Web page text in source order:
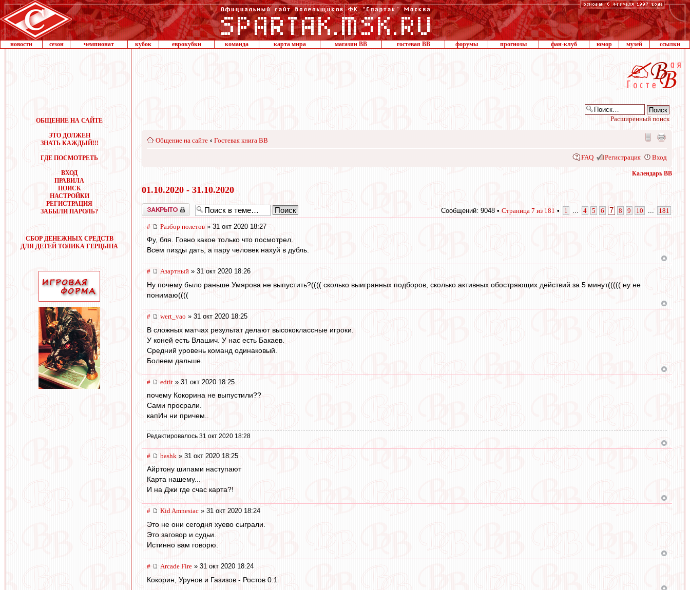
новости сезон чемпионат кубок еврокубки команда карта мира магазин ВВ гостевая ВВ форумы прогнозы фан-клуб юмор музей ссылки
ОБЩЕНИЕ НА САЙТЕ
ЭТО ДОЛЖЕН
ЗНАТЬ КАЖДЫЙ!!!
ГДЕ ПОСМОТРЕТЬ
ВХОД
ПРАВИЛА
ПОИСК
НАСТРОЙКИ
РЕГИСТРАЦИЯ
ЗАБЫЛИ ПАРОЛЬ?
СБОР ДЕНЕЖНЫХ СРЕДСТВ
ДЛЯ ДЕТЕЙ ТОЛИКА ГЕРЦЫНА
Расширенный поиск
Общение на сайте ‹ Гостевая книга ВВ
FAQ Регистрация Вход
Календарь ВВ
01.10.2020 - 31.10.2020
Закрыто Сообщений: 9048 • Страница 7 из 181 • 1 4 5 6 7 8 9 10 181
# Разбор полетов » 31 окт 2020 18:27
Фу, бля. Говно какое только что посмотрел.
Всем пизды дать, а пару человек нахуй в дубль.
# Азартный » 31 окт 2020 18:26
Ну почему было раньше Умярова не выпустить?(((( сколько выигранных подборов, сколько активных обостряющих действий за 5 минут((((( ну не
понимаю((((
# wert_vao » 31 окт 2020 18:25
В сложных матчах результат делают высококлассные игроки.
У коней есть Влашич. У нас есть Бакаев.
Средний уровень команд одинаковый.
Болеем дальше.
# edtit » 31 окт 2020 18:25
почему Кокорина не выпустили??
Сами просрали.
капИн ни причем..
Редактировалось 31 окт 2020 18:28
# bashk » 31 окт 2020 18:25
Айртону шипами наступают
Карта нашему...
И на Джи где счас карта?!
# Kid Amnesiac » 31 окт 2020 18:24
Это не они сегодня хуево сыграли.
Это заговор и судьи.
Истинно вам говорю.
# Arcade Fire » 31 окт 2020 18:24
Кокорин, Урунов и Газизов - Ростов 0:1